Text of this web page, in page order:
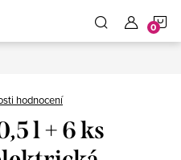
hodnocení
l + 6 ks